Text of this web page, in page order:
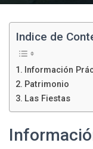
Indice de
Información
Patrimonio
Las Fiestas